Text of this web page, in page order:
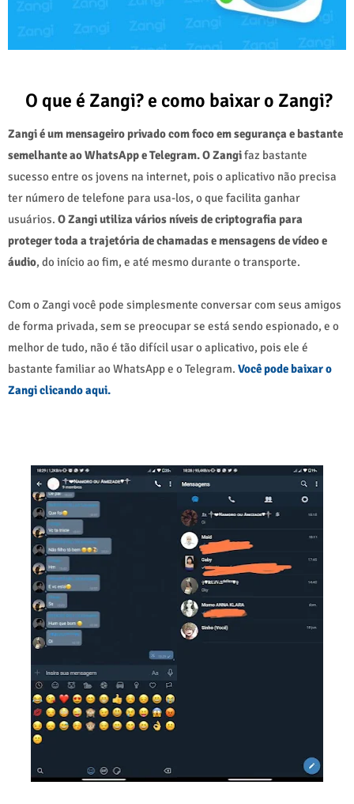
O que é Zangi? e como baixar o Zangi?
Zangi é um mensageiro privado com foco em segurança e bastante
semelhante ao WhatsApp e Telegram. O Zangifaz bastante
sucesso entre os jovens na internet, pois o aplicativo não precisa
ter número de telefone para usa-los, o que facilita ganhar
usuários. O Zangi utiliza vários níveis de criptografia para
proteger toda a trajetória de chamadas e mensagens de vídeo e
áudio, do início ao fim, e até mesmo durante o transporte.
Com o Zangi você pode simplesmente conversar com seus amigos
de forma privada, sem se preocupar se está sendo espionado, e o
melhor de tudo, não é tão difícil usar o aplicativo, pois ele é
bastante familiar ao WhatsApp e o Telegram. Você pode baixar o
Zangi clicando aqui.